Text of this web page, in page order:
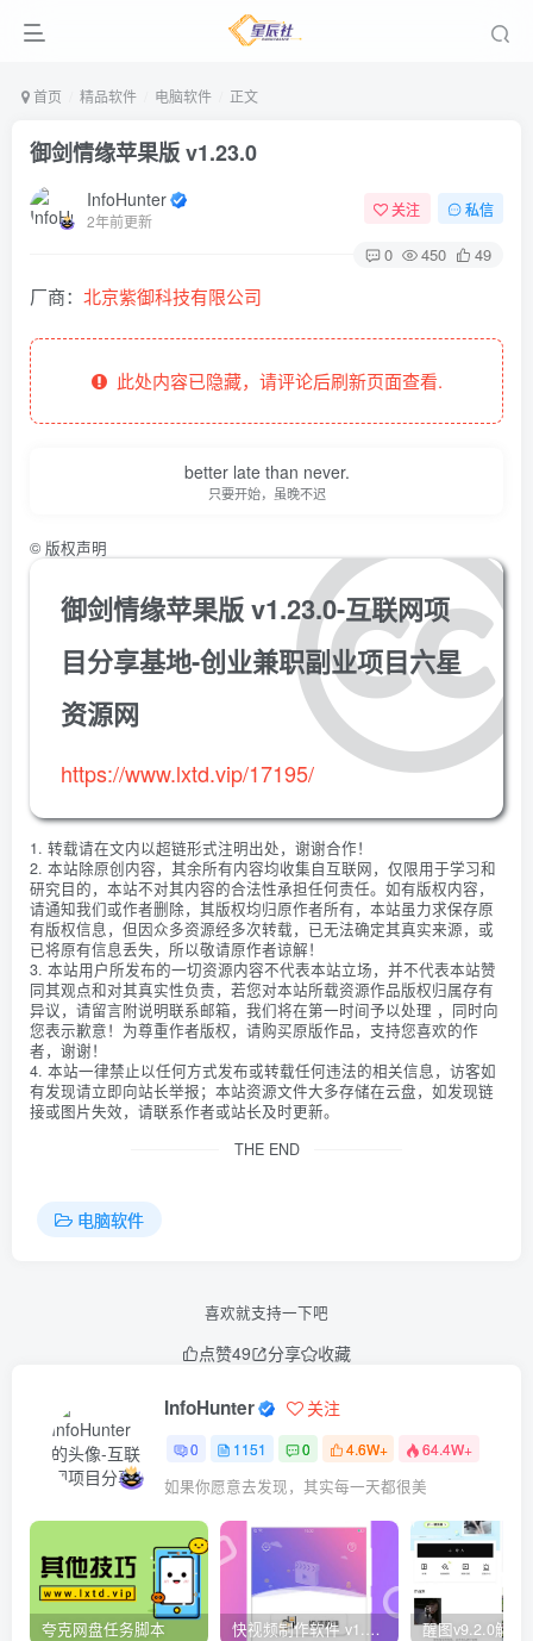
首页 精品软件 电脑软件 正文
御剑情缘苹果版 v1.23.0
InfoHunter
2年前更新
关注 私信
0 450 49
厂商： 北京紫御科技有限公司
此处内容已隐藏，请评论后刷新页面查看.
better late than never.
只要开始，虽晚不迟
© 版权声明
御剑情缘苹果版 v1.23.0-互联网项
目分享基地-创业兼职副业项目六星
资源网
https://www.lxtd.vip/17195/
1. 转载请在文内以超链形式注明出处，谢谢合作！
2. 本站除原创内容，其余所有内容均收集自互联网，仅限用于学习和
研究目的，本站不对其内容的合法性承担任何责任。如有版权内容，
请通知我们或作者删除，其版权均归原作者所有，本站虽力求保存原
有版权信息，但因众多资源经多次转载，已无法确定其真实来源，或
已将原有信息丢失，所以敬请原作者谅解！
3. 本站用户所发布的一切资源内容不代表本站立场，并不代表本站赞
同其观点和对其真实性负责，若您对本站所载资源作品版权归属存有
异议，请留言附说明联系邮箱，我们将在第一时间予以处理 ，同时向
您表示歉意！为尊重作者版权，请购买原版作品，支持您喜欢的作
者，谢谢！
4. 本站一律禁止以任何方式发布或转载任何违法的相关信息，访客如
有发现请立即向站长举报；本站资源文件大多存储在云盘，如发现链
接或图片失效，请联系作者或站长及时更新。
THE END
电脑软件
喜欢就支持一下吧
点赞49 分享 收藏
InfoHunter 关注
0 1151 0 4.6W+ 64.4W+
如果你愿意去发现，其实每一天都很美
夸克网盘任务脚本 快视频制作软件 v1.1.1安卓版